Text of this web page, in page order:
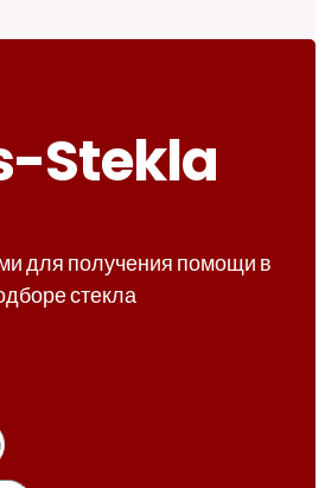
Stekla
для получения помощи в
стекла